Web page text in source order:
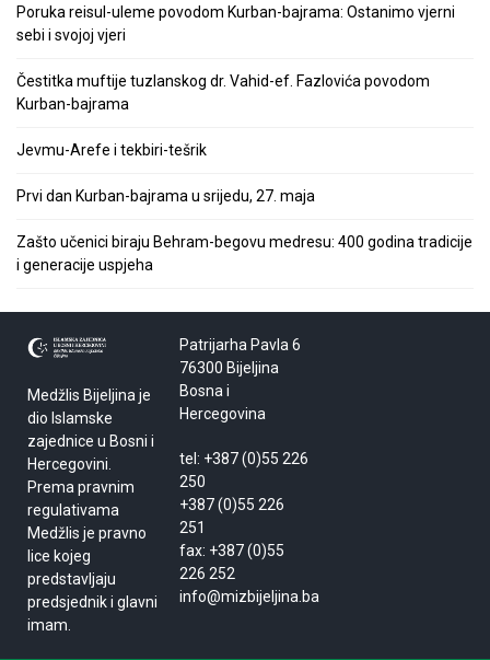
Poruka reisul-uleme povodom Kurban-bajrama: Ostanimo vjerni
sebi i svojoj vjeri
Čestitka muftije tuzlanskog dr. Vahid-ef. Fazlovića povodom
Kurban-bajrama
Jevmu-Arefe i tekbiri-tešrik
Prvi dan Kurban-bajrama u srijedu, 27. maja
Zašto učenici biraju Behram-begovu medresu: 400 godina tradicije
i generacije uspjeha
Medžlis Bijeljina je
dio Islamske
zajednice u Bosni i
Hercegovini.
Prema pravnim
regulativama
Medžlis je pravno
lice kojeg
predstavljaju
predsjednik i glavni
imam.
Patrijarha Pavla 6
76300 Bijeljina
Bosna i
Hercegovina
tel: +387 (0)55 226
250
+387 (0)55 226
251
fax: +387 (0)55
226 252
info@mizbijeljina.ba